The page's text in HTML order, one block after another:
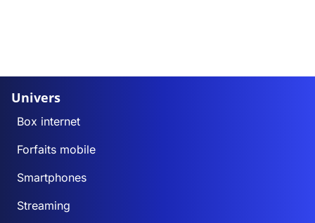
Univers
Box internet
Forfaits mobile
Smartphones
Streaming